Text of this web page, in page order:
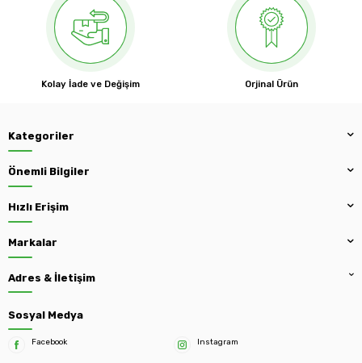
Kolay İade ve Değişim Orjinal Ürün
Kategoriler
Önemli Bilgiler
Hızlı Erişim
Markalar
Adres & İletişim
Sosyal Medya
Facebook Instagram